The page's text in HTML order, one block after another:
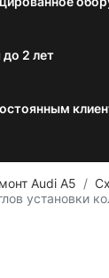
до 2 лет
Audi A5
установки